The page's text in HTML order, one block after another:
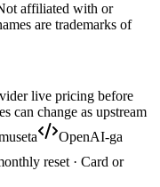
affiliated with or
are trademarks of
live pricing before
can change as upstream
OpenAI-ga
reset · Card or